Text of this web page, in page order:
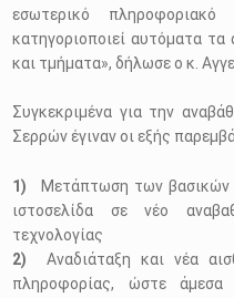
εσωτερικό
κατηγοριοποιεί αυτόματα τα
και τμήματα», δήλωσε ο κ.
Συγκεκριμένα για την
Σερρών έγιναν οι εξής
Μετάπτωση των βασικών
ιστοσελίδα σε νέο
τεχνολογίας
Αναδιάταξη και νέα
πληροφορίας, ώστε